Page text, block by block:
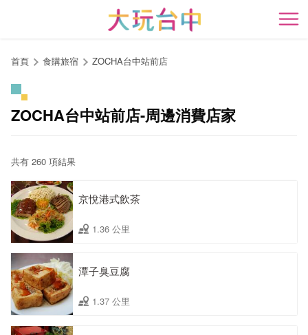
開
首頁 食購旅宿 ZOCHA台中站前店
ZOCHA台中站前店-周邊消費店家
共有 260 項結果
京悅港式飲茶
1.36 公里
潭子臭豆腐
1.37 公里